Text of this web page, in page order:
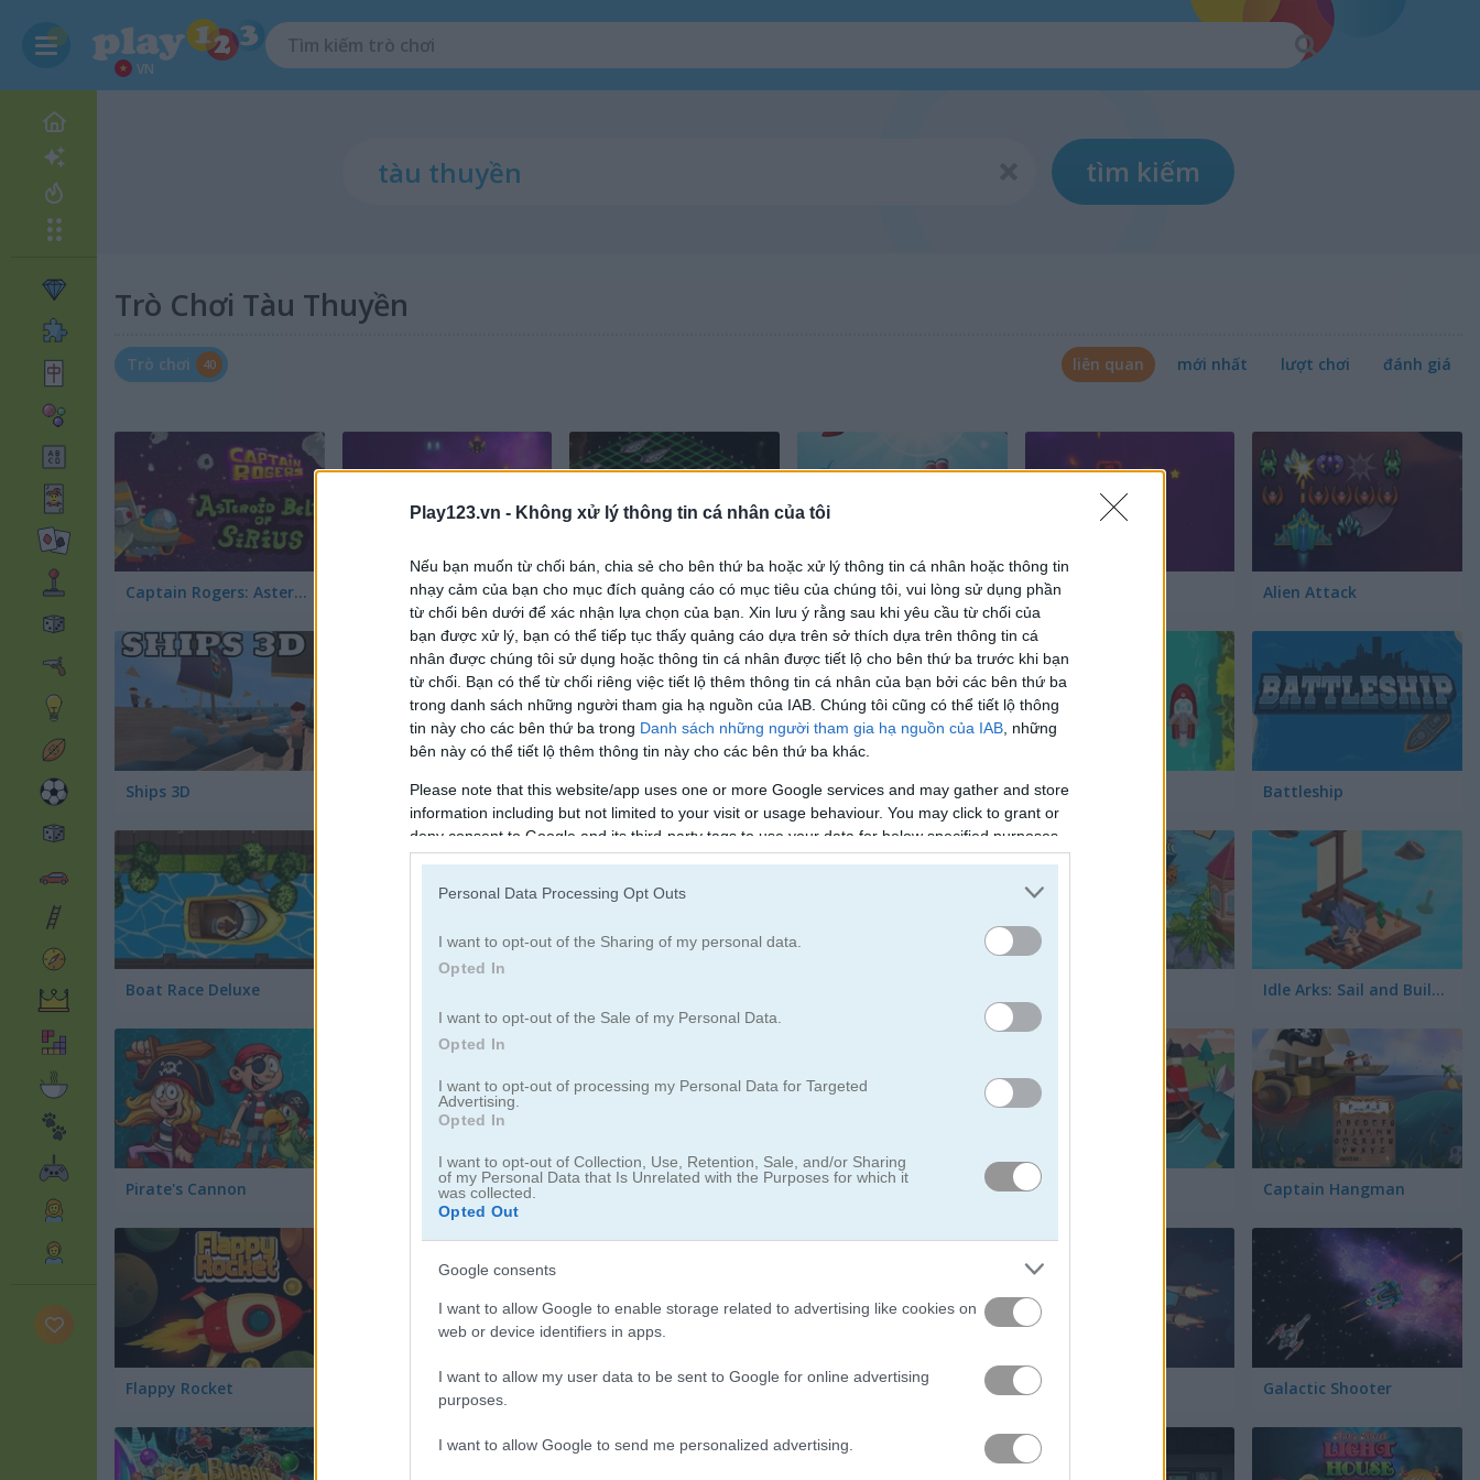
Play123.vn - Không xử lý thông tin cá nhân của tôi
Nếu bạn muốn từ chối bán, chia sẻ cho bên thứ ba hoặc xử lý thông tin cá nhân hoặc thông tin
nhạy cảm của bạn cho mục đích quảng cáo có mục tiêu của chúng tôi, vui lòng sử dụng phần
từ chối bên dưới để xác nhận lựa chọn của bạn. Xin lưu ý rằng sau khi yêu cầu từ chối của
bạn được xử lý, bạn có thể tiếp tục thấy quảng cáo dựa trên sở thích dựa trên thông tin cá
nhân được chúng tôi sử dụng hoặc thông tin cá nhân được tiết lộ cho bên thứ ba trước khi bạn
từ chối. Bạn có thể từ chối riêng việc tiết lộ thêm thông tin cá nhân của bạn bởi các bên thứ ba
trong danh sách những người tham gia hạ nguồn của IAB. Chúng tôi cũng có thể tiết lộ thông
tin này cho các bên thứ ba trong Danh sách những người tham gia hạ nguồn của IAB , những
bên này có thể tiết lộ thêm thông tin này cho các bên thứ ba khác.
Please note that this website/app uses one or more Google services and may gather and store
information including but not limited to your visit or usage behaviour. You may click to grant or
deny consent to Google and its third-party tags to use your data for below specified purposes
in below Google consent section.
Personal Data Processing Opt Outs
I want to opt-out of the Sharing of my personal data.
Opted In
I want to opt-out of the Sale of my Personal Data.
Opted In
I want to opt-out of processing my Personal Data for Targeted
Advertising.
Opted In
I want to opt-out of Collection, Use, Retention, Sale, and/or Sharing
of my Personal Data that Is Unrelated with the Purposes for which it
was collected.
Opted Out
Google consents
I want to allow Google to enable storage related to advertising like cookies on
web or device identifiers in apps.
I want to allow my user data to be sent to Google for online advertising
purposes.
I want to allow Google to send me personalized advertising.
VN
tìm kiếm
Trò Chơi Tàu Thuyền
Trò chơi 40 liên quan mới nhất lượt chơi đánh giá
Captain Rogers: Asteroid Belt of Sirius Space Blaze Intergalactic Battleships Cruise Ship Hidden Objects Space War Alien Attack
Ships 3D Battleships Pirates Galaxy Warriors Galaxy Battle Speedy Boats Battleship
Boat Race Deluxe Idle Arks: Sail and Build 2
Pirate's Cannon Starblast.io Harbour Escape Octonauts Bubbles River Adventure Captain Hangman
Flappy Rocket Idle Arks: Sail and Build Pirates: Path of the Buccaneer Bubble Pirate Shooter Star Attack 3D Galactic Shooter